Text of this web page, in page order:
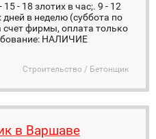
- 18 злотих в час;. 9 - 12
в неделю (суббота по
фирмы, оплата только
НАЛИЧИЕ
Строительство / Бетонщик
в Варшаве